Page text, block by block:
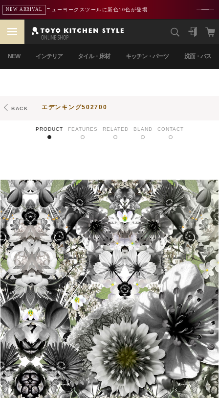
NEW ARRIVAL ニューヨークスツールに新色10色が登場
NEW インテリア タイル・床材 キッチン・パーツ 洗面・バス
BACK エデンキング502700
PRODUCT FEATURES RELATED BLAND CONTACT